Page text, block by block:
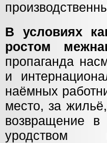
В условиях
ростом
пропаганда
и
наёмных
место, за
возвращение в
уродством